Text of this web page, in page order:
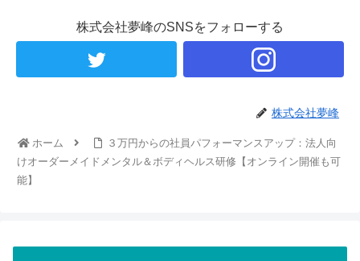
株式会社夢峰のSNSをフォローする
株式会社夢峰
ホーム
３万円からの社員パフォーマンスアップ：法人向
けオーダーメイドメンタル＆ボディヘルス研修【オンライン開催も可
能】